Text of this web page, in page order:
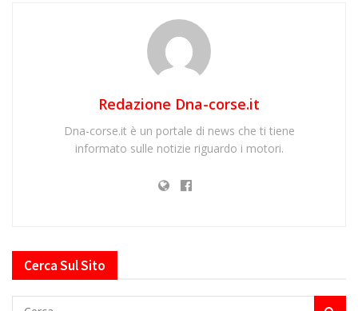
Redazione Dna-corse.it
Dna-corse.it è un portale di news che ti tiene
informato sulle notizie riguardo i motori.
Cerca Sul Sito